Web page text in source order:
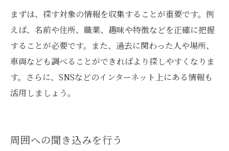
まずは、探す対象の情報を収集することが重要です。例
えば、名前や住所、職業、趣味や特徴などを正確に把握
することが必要です。また、過去に関わった人や場所、
車両なども調べることができればより探しやすくなりま
す。さらに、SNSなどのインターネット上にある情報も
活用しましょう。
周囲への聞き込みを行う